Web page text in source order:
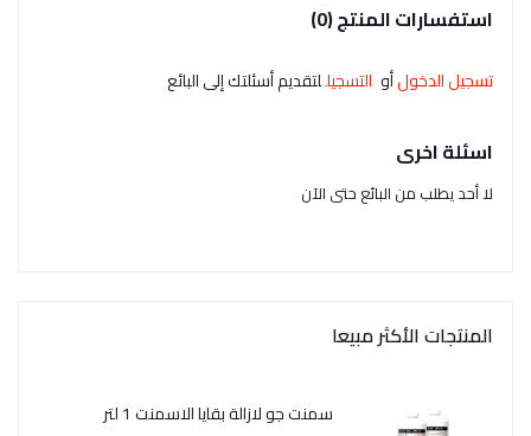
استفسارات المنتج (0)
تسجيل الدخولأو التسجيللتقديم أسئلتك إلى البائع
اسئلة اخرى
لا أحد يطلب من البائع حتى الآن
المنتجات الأكثر مبيعا
سمنت جو لازالة بقايا الاسمنت 1 لتر